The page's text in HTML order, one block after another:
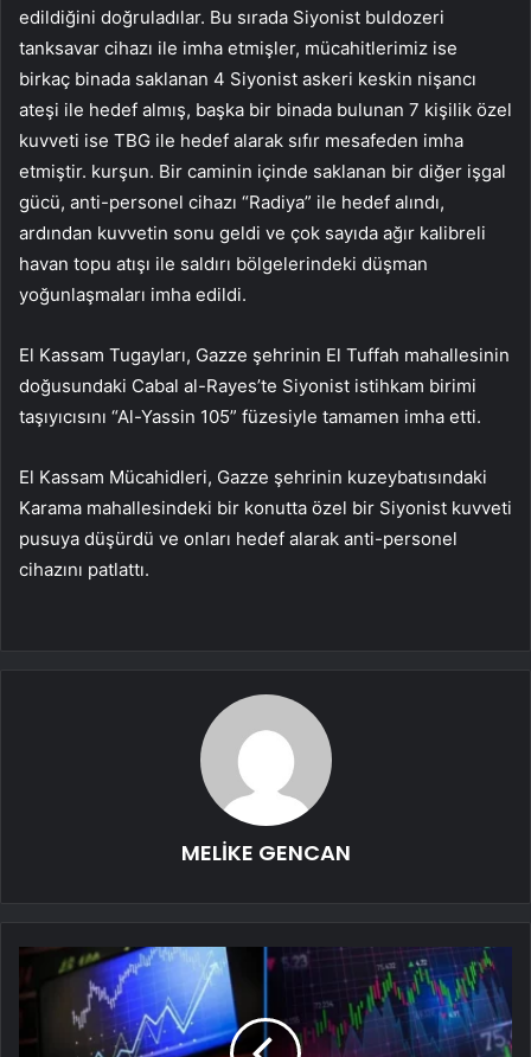
edildiğini doğruladılar. Bu sırada Siyonist buldozeri
tanksavar cihazı ile imha etmişler, mücahitlerimiz ise
birkaç binada saklanan 4 Siyonist askeri keskin nişancı
ateşi ile hedef almış, başka bir binada bulunan 7 kişilik özel
kuvveti ise TBG ile hedef alarak sıfır mesafeden imha
etmiştir. kurşun. Bir caminin içinde saklanan bir diğer işgal
gücü, anti-personel cihazı “Radiya” ile hedef alındı,
ardından kuvvetin sonu geldi ve çok sayıda ağır kalibreli
havan topu atışı ile saldırı bölgelerindeki düşman
yoğunlaşmaları imha edildi.
El Kassam Tugayları, Gazze şehrinin El Tuffah mahallesinin
doğusundaki Cabal al-Rayes’te Siyonist istihkam birimi
taşıyıcısını “Al-Yassin 105” füzesiyle tamamen imha etti.
El Kassam Mücahidleri, Gazze şehrinin kuzeybatısındaki
Karama mahallesindeki bir konutta özel bir Siyonist kuvveti
pusuya düşürdü ve onları hedef alarak anti-personel
cihazını patlattı.
MELİKE GENCAN